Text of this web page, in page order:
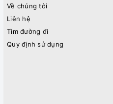
Về chúng tôi
Liên hệ
Tìm đường đi
Quy định sử dụng